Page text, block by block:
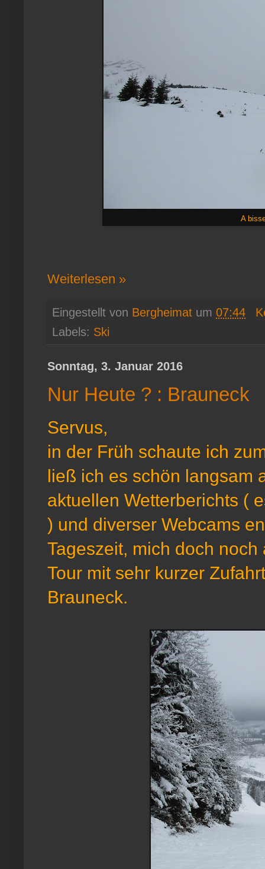
A
Weiterlesen »
Eingestellt von Bergheimat um 07:44
Labels: Ski
Sonntag, 3. Januar 2016
Nur Heute ? : Brauneck
Servus,
in der Früh schaute ich
ließ ich es schön langsam
aktuellen Wetterberichts (
) und diverser Webcams
Tageszeit, mich doch
Tour mit sehr kurzer
Brauneck.